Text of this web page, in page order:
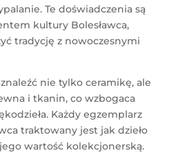
Te doświadczenia są
kultury Bolesławca,
tradycję z nowoczesnymi
nie tylko ceramikę, ale
i tkanin, co wzbogaca
Każdy egzemplarz
traktowany jest jak dzieło
wartość kolekcjonerską.